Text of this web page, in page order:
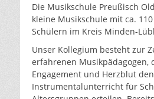
Die Musikschule Preußisch
kleine Musikschule mit ca.
Schülern im Kreis Minden-
Unser Kollegium besteht zur
erfahrenen Musikpädagogen,
Engagement und Herzblut den
Instrumentalunterricht für